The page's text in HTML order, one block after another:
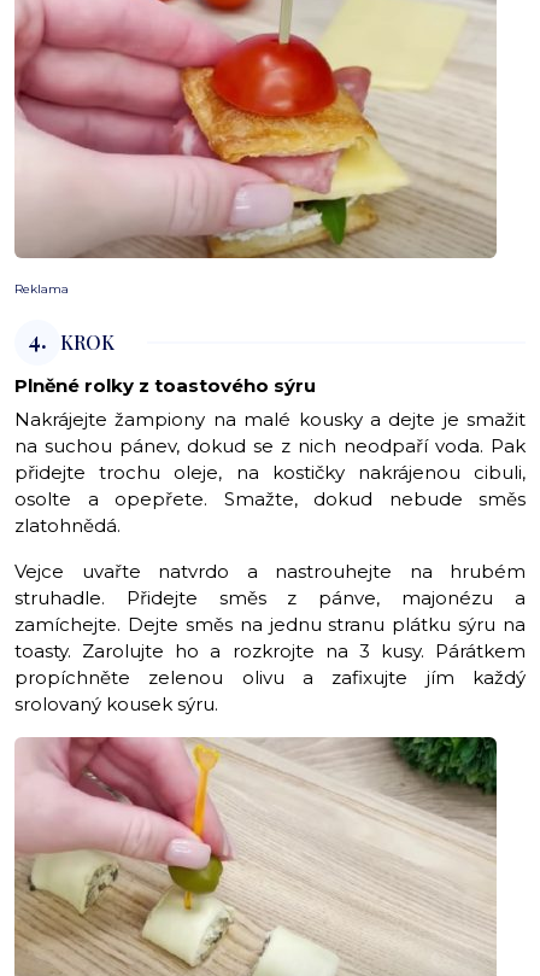
Reklama
4. KROK
Plněné rolky z toastového sýru
Nakrájejte žampiony na malé kousky a dejte je smažit
na suchou pánev, dokud se z nich neodpaří voda. Pak
přidejte trochu oleje, na kostičky nakrájenou cibuli,
osolte a opepřete. Smažte, dokud nebude směs
zlatohnědá.
Vejce uvařte natvrdo a nastrouhejte na hrubém
struhadle. Přidejte směs z pánve, majonézu a
zamíchejte. Dejte směs na jednu stranu plátku sýru na
toasty. Zarolujte ho a rozkrojte na 3 kusy. Párátkem
propíchněte zelenou olivu a zafixujte jím každý
srolovaný kousek sýru.